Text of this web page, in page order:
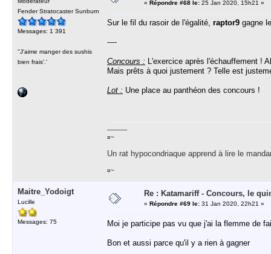
Fender Stratocaster Sunburn
Messages: 1 391
''J'aime manger des sushis
bien frais'.'
« Répondre #68 le: 25 Jan 2020, 15h21 »
Sur le fil du rasoir de l'égalité, raptor9 gagne
----
Concours : L'exercice après l'échauffement !
Mais prêts à quoi justement ? Telle est
Lot : Une place au panthéon des concours !
-----------
¤~
Un rat hypocondriaque apprend à lire le
¤~
Maitre_Yodoigt
Lucille
Messages: 75
Re : Katamariff - Concours, le
« Répondre #69 le: 31 Jan 2020, 22h21 »
Moi je participe pas vu que j'ai la flemme de
Bon et aussi parce qu'il y a rien à gagner